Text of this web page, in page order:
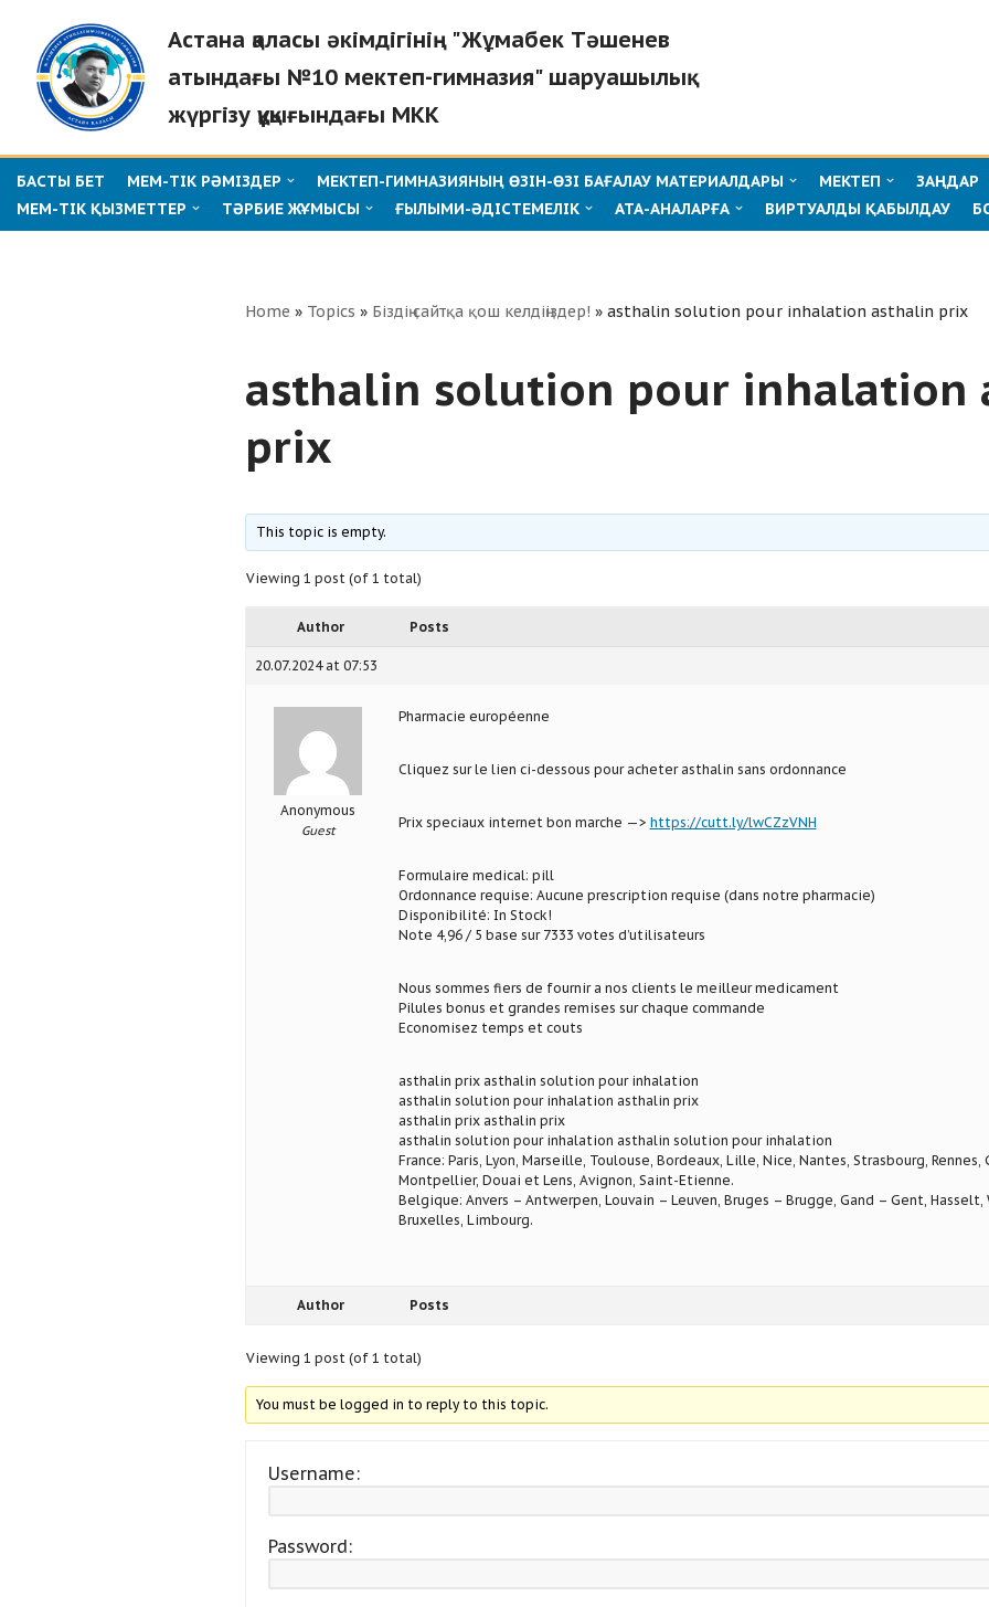
Skip
content
Астана қаласы әкімдігінің "Жұмабек Тәшенев
атындағы №10 мектеп-гимназия" шаруашылық
жүргізу құқығындағы МКК
БАСТЫ БЕТ МЕМ-ТІК РӘМІЗДЕР МЕКТЕП-ГИМНАЗИЯНЫҢ ӨЗІН-ӨЗІ БАҒАЛАУ МАТЕРИАЛДАРЫ МЕКТЕП ЗАҢДАР
МЕМ-ТІК ҚЫЗМЕТТЕР
ТӘРБИЕ ЖҰМЫСЫ ҒЫЛЫМИ-ӘДІСТЕМЕЛІК АТА-АНАЛАРҒА ВИРТУАЛДЫ ҚАБЫЛДАУ
Home » Topics » Біздің сайтқа қош келдіңіздер! » asthalin solution pour inhalation asthalin prix
asthalin solution pour inhalation
prix
This topic is empty.
Viewing 1 post (of 1 total)
Author Posts
20.07.2024 at 07:53
Anonymous
Guest
Pharmacie européenne
Cliquez sur le lien ci-dessous pour acheter asthalin sans ordonnance
Prix speciaux internet bon marche —> https://cutt.ly/lwCZzVNH
Formulaire medical: pill
Ordonnance requise: Aucune prescription requise (dans notre pharmacie)
Disponibilité: In Stock!
Note 4,96 / 5 base sur 7333 votes d’utilisateurs
Nous sommes fiers de fournir a nos clients le meilleur medicament
Pilules bonus et grandes remises sur chaque commande
Economisez temps et couts
asthalin prix asthalin solution pour inhalation
asthalin solution pour inhalation asthalin prix
asthalin prix asthalin prix
asthalin solution pour inhalation asthalin solution pour inhalation
France: Paris, Lyon, Marseille, Toulouse, Bordeaux, Lille, Nice, Nantes, Strasbourg, Rennes,
Montpellier, Douai et Lens, Avignon, Saint-Etienne.
Belgique: Anvers – Antwerpen, Louvain – Leuven, Bruges – Brugge, Gand – Gent, Hasselt,
Bruxelles, Limbourg.
Author Posts
Viewing 1 post (of 1 total)
You must be logged in to reply to this topic.
Username:
Password: